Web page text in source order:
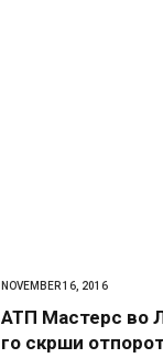
NOVEMBER 16, 2016
АТП Мастерс во
го скрши